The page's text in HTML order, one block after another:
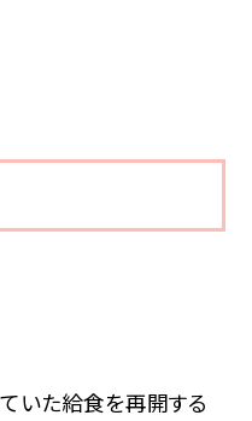
いた給食を再開する